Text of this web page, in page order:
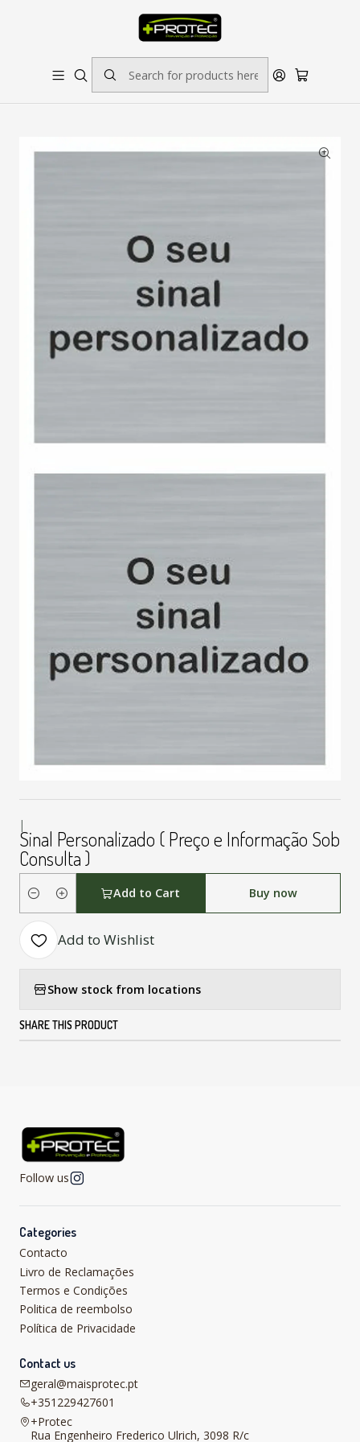
SOLICITE ORÇAMENTO PARA ESTAMPADOS/BORDADOS // SINALÉTICA:
OUTRAS DIMENSÕES SOB CONSULTA
Home Sinalética Emergência
Sinal Personalizado ( Preço e Informação Sob Consulta )
|
Sinal Personalizado ( Preço e Informação Sob
Consulta )
Quantity
Add to Cart Buy now
Add to Wishlist
Show stock from locations
SHARE THIS PRODUCT
Follow us
Categories
Contacto
Livro de Reclamações
Termos e Condições
Politica de reembolso
Política de Privacidade
Contact us
geral@maisprotec.pt
+351229427601
+Protec
Rua Engenheiro Frederico Ulrich, 3098 R/c